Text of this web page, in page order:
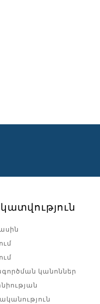
կանոններ